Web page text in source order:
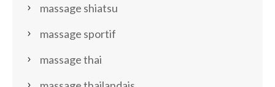
massage shiatsu
massage sportif
massage thai